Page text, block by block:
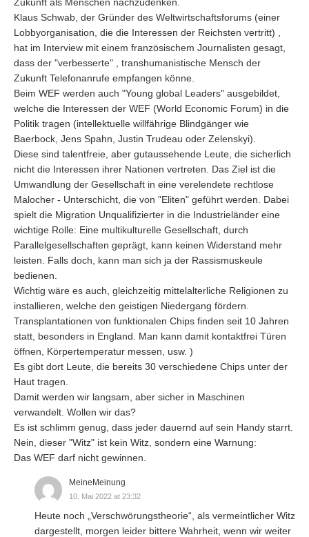
Klaus Schwab, der Gründer des Weltwirtschaftsforums (einer
Lobbyorganisation, die die Interessen der Reichsten vertritt) ,
hat im Interview mit einem französischem Journalisten gesagt,
dass der "verbesserte" , transhumanistische Mensch der
Zukunft Telefonanrufe empfangen könne.
Beim WEF werden auch "Young global Leaders" ausgebildet,
welche die Interessen der WEF (World Economic Forum) in die
Politik tragen (intellektuelle willfährige Blindgänger wie
Baerbock, Jens Spahn, Justin Trudeau oder Zelenskyi).
Diese sind talentfreie, aber gutaussehende Leute, die sicherlich
nicht die Interessen ihrer Nationen vertreten. Das Ziel ist die
Umwandlung der Gesellschaft in eine verelendete rechtlose
Malocher - Unterschicht, die von "Eliten" geführt werden. Dabei
spielt die Migration Unqualifizierter in die Industrieländer eine
wichtige Rolle: Eine multikulturelle Gesellschaft, durch
Parallelgesellschaften geprägt, kann keinen Widerstand mehr
leisten. Falls doch, kann man sich ja der Rassismuskeule
bedienen.
Wichtig wäre es auch, gleichzeitig mittelalterliche Religionen zu
installieren, welche den geistigen Niedergang fördern.
Transplantationen von funktionalen Chips finden seit 10 Jahren
statt, besonders in England. Man kann damit kontaktfrei Türen
öffnen, Körpertemperatur messen, usw. )
Es gibt dort Leute, die bereits 30 verschiedene Chips unter der
Haut tragen.
Damit werden wir langsam, aber sicher in Maschinen
verwandelt. Wollen wir das?
Es ist schlimm genug, dass jeder dauernd auf sein Handy starrt.
Nein, dieser "Witz" ist kein Witz, sondern eine Warnung:
Das WEF darf nicht gewinnen.
MeineMeinung
10. Mai 2022 at 23:32
Heute noch „Verschwörungstheorie“, als vermeintlicher Witz
dargestellt, morgen leider bittere Wahrheit, wenn wir weiter